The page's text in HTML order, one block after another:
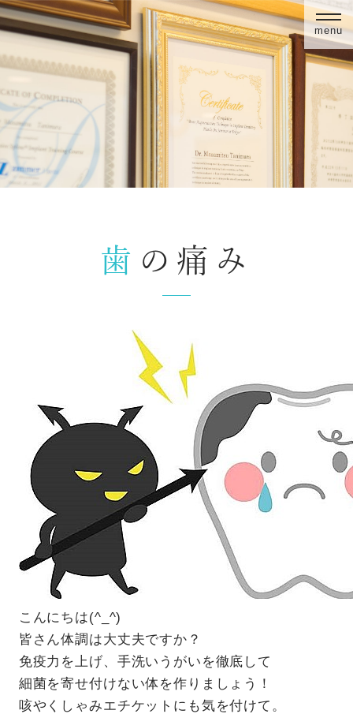
menu
歯の痛み
こんにちは(^_^)
皆さん体調は大丈夫ですか？
免疫力を上げ、手洗いうがいを徹底して
細菌を寄せ付けない体を作りましょう！
咳やくしゃみエチケットにも気を付けて。